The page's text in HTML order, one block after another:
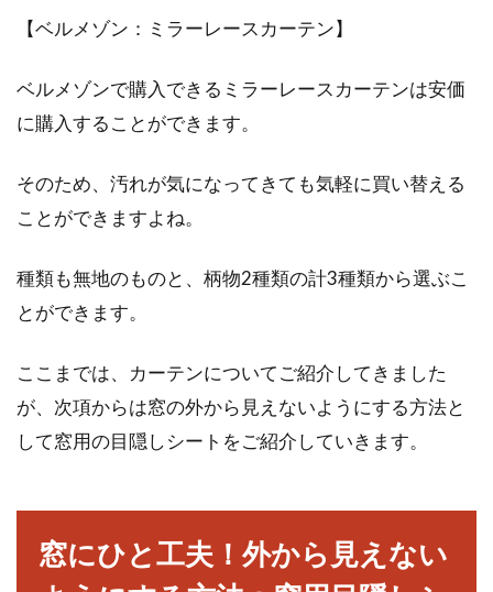
【ベルメゾン：ミラーレースカーテン】
ベルメゾンで購入できるミラーレースカーテンは安価
に購入することができます。
そのため、汚れが気になってきても気軽に買い替える
ことができますよね。
種類も無地のものと、柄物2種類の計3種類から選ぶこ
とができます。
ここまでは、カーテンについてご紹介してきました
が、次項からは窓の外から見えないようにする方法と
して窓用の目隠しシートをご紹介していきます。
窓にひと工夫！外から見えない